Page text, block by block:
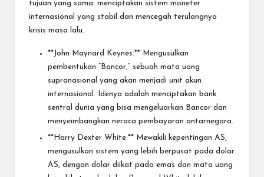
tujuan yang sama: menciptakan sistem moneter
internasional yang stabil dan mencegah terulangnya
krisis masa lalu.
**John Maynard Keynes:** Mengusulkan
pembentukan “Bancor,” sebuah mata uang
supranasional yang akan menjadi unit akun
internasional. Idenya adalah menciptakan bank
sentral dunia yang bisa mengeluarkan Bancor dan
menyeimbangkan neraca pembayaran antarnegara.
**Harry Dexter White:** Mewakili kepentingan AS,
mengusulkan sistem yang lebih berpusat pada dolar
AS, dengan dolar diikat pada emas dan mata uang